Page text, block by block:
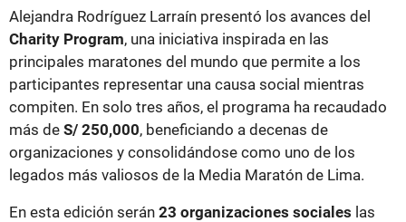
Alejandra Rodríguez Larraín presentó los avances del
Charity Program, una iniciativa inspirada en las
principales maratones del mundo que permite a los
participantes representar una causa social mientras
compiten. En solo tres años, el programa ha recaudado
más de S/ 250,000, beneficiando a decenas de
organizaciones y consolidándose como uno de los
legados más valiosos de la Media Maratón de Lima.
En esta edición serán 23 organizaciones sociales las